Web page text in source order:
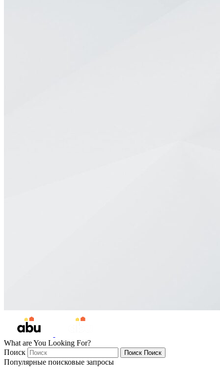
What are You Looking For?
Поиск
Поиск Поиск
Популярные поисковые запросы